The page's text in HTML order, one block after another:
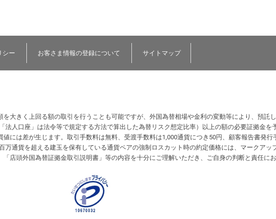
シー お客さま情報の登録について サイトマップ
大きく上回る額の取引を行うことも可能ですが、外国為替相場や金利の変動等により、預託
法人口座」は法令等で規定する方法で算出した為替リスク想定比率）以上の額の必要証拠金を
には差が生じます。取引手数料は無料、受渡手数料は1,000通貨につき50円、顧客報告書発行
万通貨を超える建玉を保有している通貨ペアの強制ロスカット時の約定価格には、マークアッ
店頭外国為替証拠金取引説明書」等の内容を十分にご理解いただき、ご自身の判断と責任に